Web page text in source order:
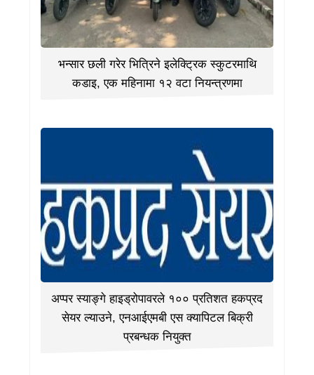
भन्सार छली गरेर भित्रिने इलेक्ट्रिक स्कुटरमाथि
कडाइ, एक महिनामा १२ वटा नियन्त्रणमा
अप्पर स्याङ्गे हाइड्रोपावरले १०० प्रतिशत हकप्रद
सेयर ल्याउने, एनआईएमबी एस क्यापिटल बिक्री
प्रबन्धक नियुक्त